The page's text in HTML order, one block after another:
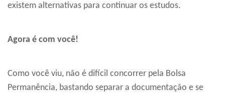
existem alternativas para continuar os estudos.
Agora é com você!
Como você viu, não é difícil concorrer pela Bolsa
Permanência, bastando separar a documentação e se